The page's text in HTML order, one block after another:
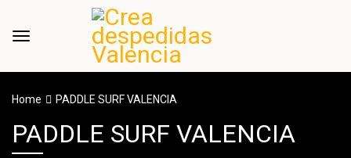
Home PADDLE SURF VALENCIA
PADDLE SURF VALENCIA